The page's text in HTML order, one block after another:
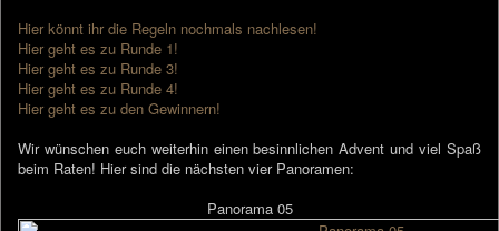
Hier könnt ihr die Regeln nochmals nachlesen!
Hier geht es zu Runde 1!
Hier geht es zu Runde 3!
Hier geht es zu Runde 4!
Hier geht es zu den Gewinnern!
Wir wünschen euch weiterhin einen besinnlichen Advent und viel Spaß
beim Raten! Hier sind die nächsten vier Panoramen:
Panorama 05